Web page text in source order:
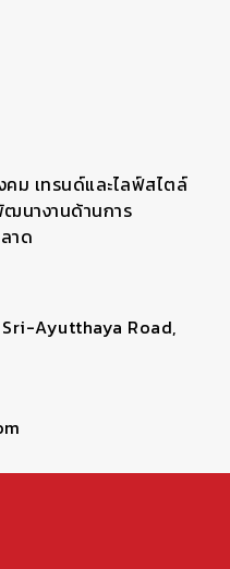
ม เทรนด์และไลฟ์สไตล์
ฒนางานด้านการ
าด
Ayutthaya Road,